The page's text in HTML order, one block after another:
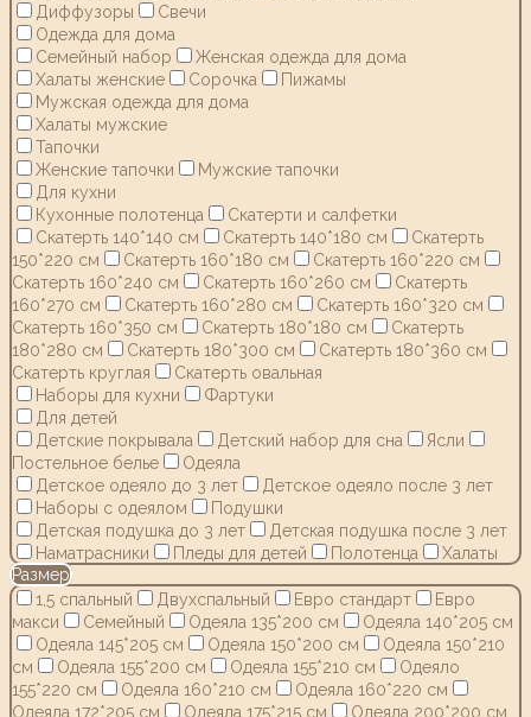
Диффузоры
Свечи
Одежда для дома
Семейный набор
Женская одежда для дома
Халаты женские
Сорочка
Пижамы
Мужская одежда для дома
Халаты мужские
Тапочки
Женские тапочки
Мужские тапочки
Для кухни
Кухонные полотенца
Скатерти и салфетки
Скатерть 140*140 см
Скатерть 140*180 см
Скатерть
150*220 см
Скатерть 160*180 см
Скатерть 160*220 см
Скатерть 160*240 см
Скатерть 160*260 см
Скатерть
160*270 см
Скатерть 160*280 см
Скатерть 160*320 см
Скатерть 160*350 см
Скатерть 180*180 см
Скатерть
180*280 см
Скатерть 180*300 см
Скатерть 180*360 см
Скатерть круглая
Скатерть овальная
Наборы для кухни
Фартуки
Для детей
Детские покрывала
Детский набор для сна
Ясли
Постельное белье
Одеяла
Детское одеяло до 3 лет
Детское одеяло после 3 лет
Наборы с одеялом
Подушки
Детская подушка до 3 лет
Детская подушка после 3 лет
Наматрасники
Пледы для детей Полотенца
Халаты
Размер
1,5 спальный
Двухспальный Евро стандарт
Евро
макси
Семейный Одеяла 135*200 см
Одеяла 140*205 см
Одеяла 145*205 см
Одеяла 150*200 см
Одеяла 150*210
см
Одеяла 155*200 см Одеяла 155*210 см
Одеяло
155*220 см
Одеяла 160*210 см
Одеяла 160*220 см
Одеяла 172*205 см
Одеяла 175*215 см
Одеяла 200*200 см